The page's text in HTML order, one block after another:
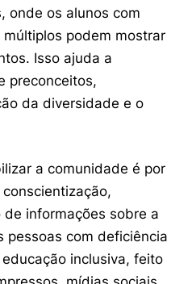
onde os alunos com
podem mostrar
Isso ajuda a
preconceitos,
da diversidade e o
a comunidade é por
informações sobre a
pessoas com deficiência
inclusiva, feito